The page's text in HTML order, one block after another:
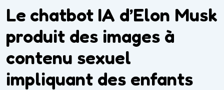
Le chatbot IA d’Elon Musk
produit des images à
contenu sexuel
impliquant des enfants